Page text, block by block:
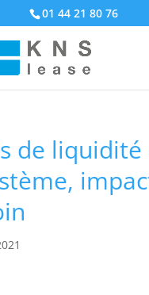
01 44 21 80 76
de liquidité